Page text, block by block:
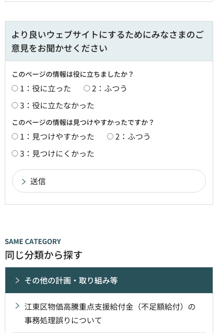
より良いウェブサイトにするためにみなさまのご
意見をお聞かせください
このページの情報は役に立ちましたか？
1：役に立った
2：ふつう
3：役に立たなかった
このページの情報は見つけやすかったですか？
1：見つけやすかった
2：ふつう
3：見つけにくかった
同じ分類から探す
その他の計画・取り組み等
江東区物価高騰重点支援給付金（不足額給付）の
事務処理誤りについて